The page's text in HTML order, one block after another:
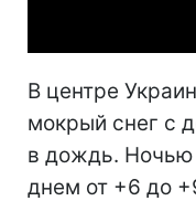
В центре
мокрый снег с
в дождь. Ночью
днем от +6 до